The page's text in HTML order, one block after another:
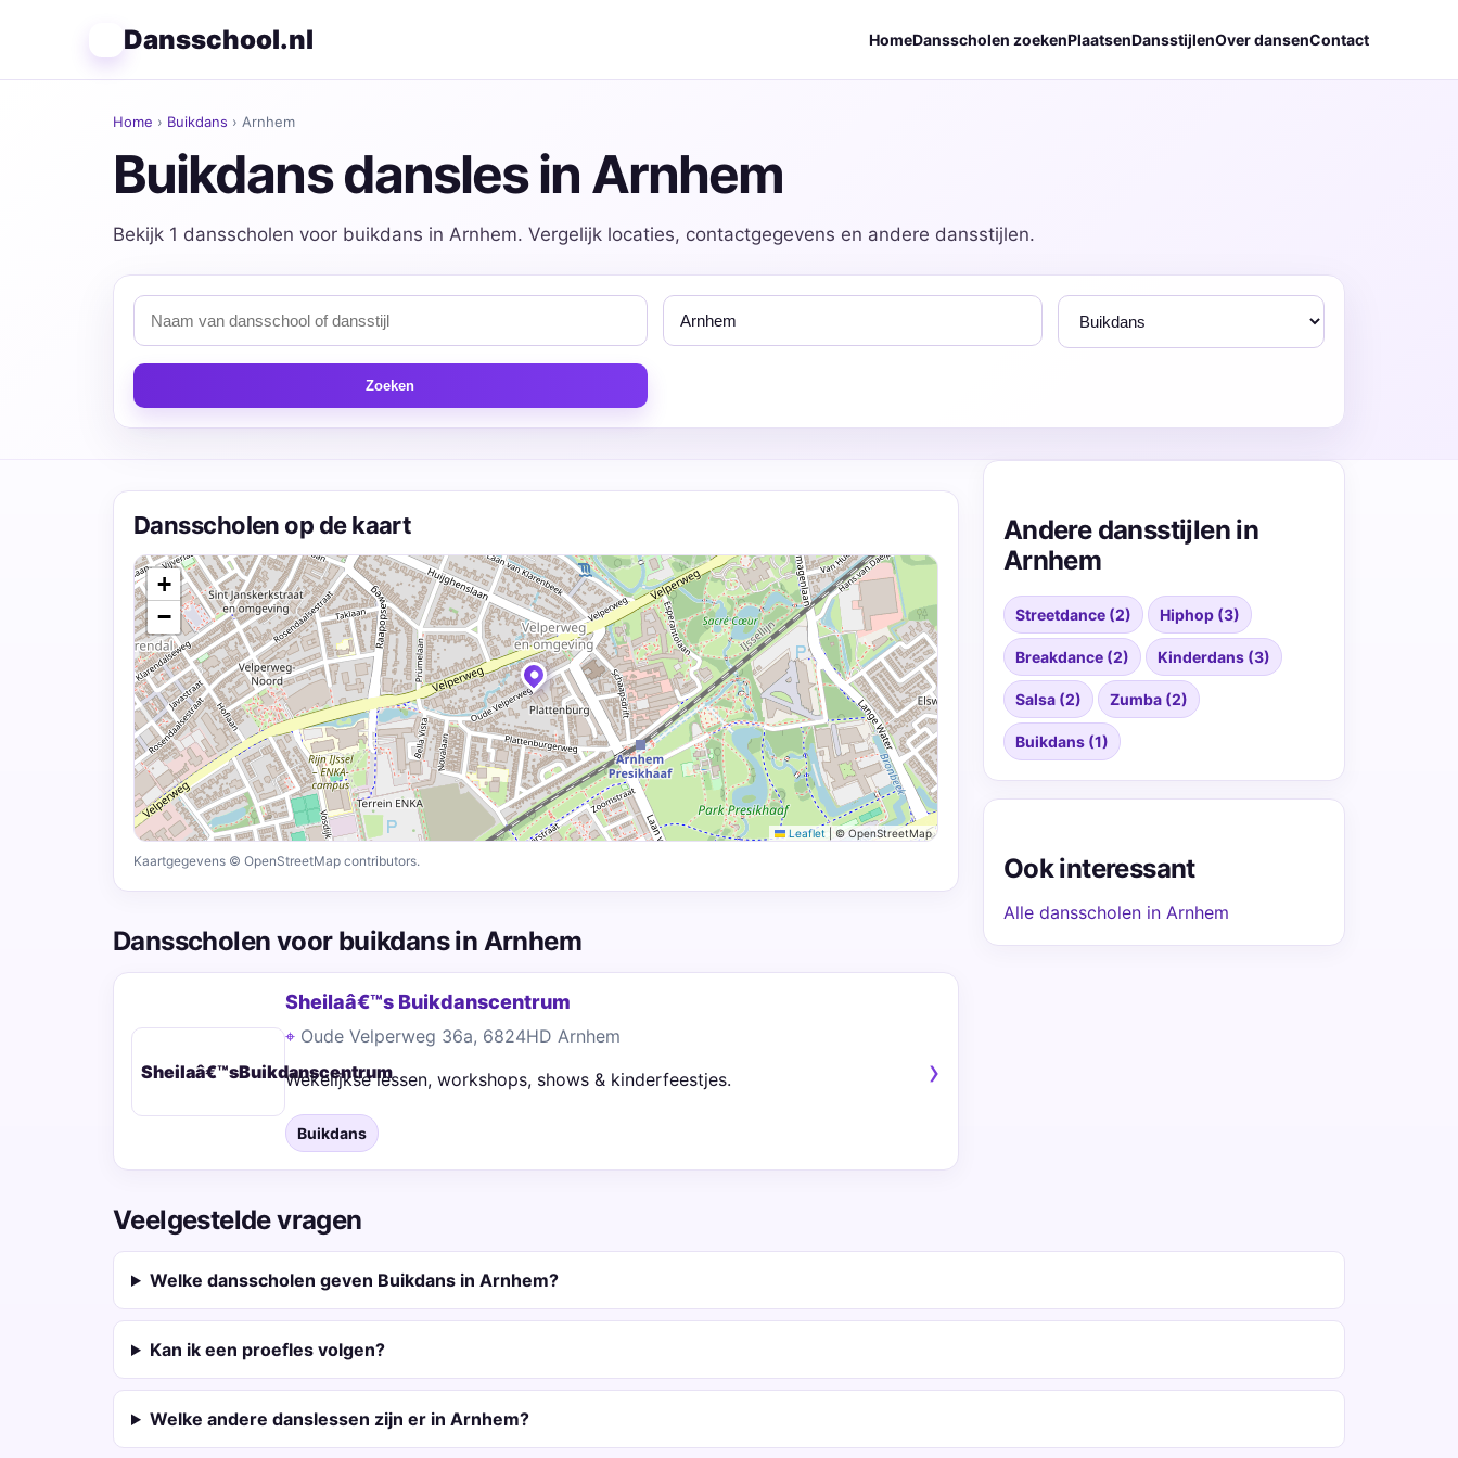
Dansschool.nl HomeDansscholen zoekenPlaatsenDansstijlenOver dansenContact
Home › Buikdans › Arnhem
Buikdans dansles in Arnhem
Bekijk 1 dansscholen voor buikdans in Arnhem. Vergelijk locaties, contactgegevens en andere dansstijlen.
Zoeken
Dansscholen op de kaart
+
−
Leaflet © OpenStreetMap
Kaartgegevens © OpenStreetMap contributors.
Dansscholen voor buikdans in Arnhem
Sheilaâ€™sBuikdanscentrum
Sheilaâ€™s Buikdanscentrum
Oude Velperweg 36a, 6824HD Arnhem
Wekelijkse lessen, workshops, shows & kinderfeestjes.
Buikdans
Andere dansstijlen in
Arnhem
Streetdance (2) Hiphop (3)
Breakdance (2) Kinderdans (3)
Salsa (2) Zumba (2)
Buikdans (1)
Ook interessant
Alle dansscholen in Arnhem
Veelgestelde vragen
Welke dansscholen geven Buikdans in Arnhem?
Kan ik een proefles volgen?
Welke andere danslessen zijn er in Arnhem?